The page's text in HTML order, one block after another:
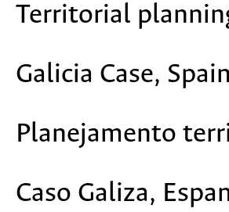
Territorial
Galicia Case, Spain
Planejamento
Caso Galiza,